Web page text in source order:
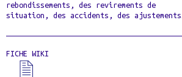
rebondissements, des revirements de
situation, des accidents, des ajustements…
FICHE WIKI